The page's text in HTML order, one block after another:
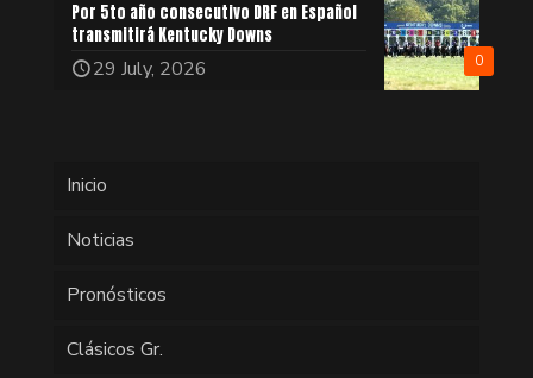
0
Por 5to año consecutivo DRF en Español
transmitirá Kentucky Downs
29 July, 2026
Inicio
Noticias
Pronósticos
Clásicos Gr.